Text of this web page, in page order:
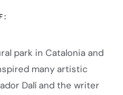
park in Catalonia and
many artistic
Dalí and the writer